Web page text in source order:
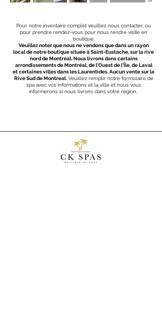
Pour notre inventaire complet veuillez nous contacter, ou
pour prendre rendez-vous pour nous rendre visite en
boutique.
Veuillez noter que nous ne vendons que dans un rayon
local de notre boutique située à Saint-Eustache, sur la rive
nord de Montréal. Nous livrons dans certains
arrondissements de Montréal, de l'Ouest de l'Île, de Laval
et certaines villes dans les Laurentides. Aucun vente sur la
Rive Sud de Montreal.Veuillez remplir notre formulaire de
spa avec vos informations et la ville et nous vous
informerons si nous livrons dans votre région.